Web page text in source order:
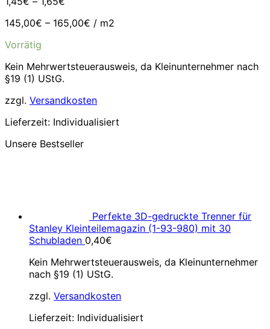
145,00€ – 165,00€ / m2
Vorrätig
Kein Mehrwertsteuerausweis, da Kleinunternehmer nach
§19 (1) UStG.
zzgl. Versandkosten
Lieferzeit: Individualisiert
Unsere Bestseller
Perfekte 3D-gedruckte Trenner für
Stanley Kleinteilemagazin (1-93-980) mit 30
Schubladen 0,40€
Kein Mehrwertsteuerausweis, da Kleinunternehmer
nach §19 (1) UStG.
zzgl. Versandkosten
Lieferzeit: Individualisiert